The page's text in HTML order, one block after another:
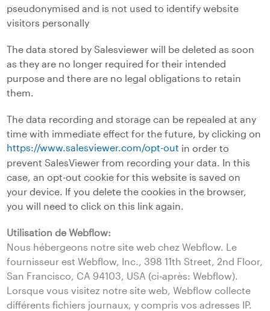
pseudonymised and is not used to identify website
visitors personally
The data stored by Salesviewer will be deleted as soon
as they are no longer required for their intended
purpose and there are no legal obligations to retain
them.
The data recording and storage can be repealed at any
time with immediate effect for the future, by clicking on
https://www.salesviewer.com/opt-out in order to
prevent SalesViewer from recording your data. In this
case, an opt-out cookie for this website is saved on
your device. If you delete the cookies in the browser,
you will need to click on this link again.
Utilisation de Webflow:
Nous hébergeons notre site web chez Webflow. Le
fournisseur est Webflow, Inc., 398 11th Street, 2nd Floor,
San Francisco, CA 94103, USA (ci-après: Webflow).
Lorsque vous visitez notre site web, Webflow collecte
différents fichiers journaux, y compris vos adresses IP.